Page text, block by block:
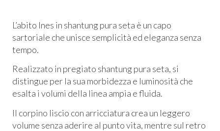
L’abito Ines in shantung pura seta è un capo
sartoriale che unisce semplicità ed eleganza senza
tempo.
Realizzato in pregiato shantung pura seta, si
distingue per la sua morbidezza e luminosità che
esalta i volumi della linea ampia e fluida.
Il corpino liscio con arricciatura crea un leggero
volume senza aderire al punto vita, mentre sul retro